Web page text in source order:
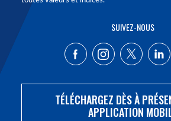
SUIVEZ-NOUS
TÉLÉCHARGEZ DÈS À
APPLICATION